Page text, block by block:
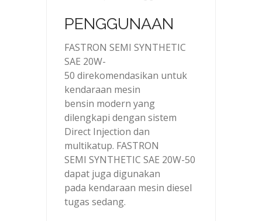
PENGGUNAAN
FASTRON SEMI SYNTHETIC
SAE 20W-
50 direkomendasikan untuk
kendaraan mesin
bensin modern yang
dilengkapi dengan sistem
Direct Injection dan
multikatup. FASTRON
SEMI SYNTHETIC SAE 20W-50
dapat juga digunakan
pada kendaraan mesin diesel
tugas sedang.